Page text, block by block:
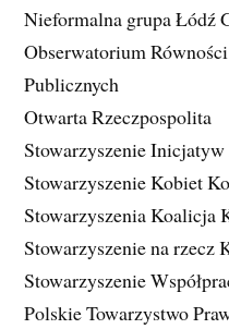
Nieformalna grupa Łódź
Obserwatorium
Publicznych
Otwarta Rzeczpospolita
Stowarzyszenie
Stowarzyszenie Kobiet
Stowarzyszenia Koalicja
Stowarzyszenie na rzecz
Stowarzyszenie
Polskie Towarzystwo